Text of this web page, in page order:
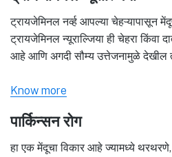
ट्रायजेमिनल नर्व्ह आपल्या चेहऱ्यापासून
ट्रायजेमिनल न्यूराल्जिया ही चेहरा किंवा
आहे आणि अगदी सौम्य उत्तेजनामुळे देखील
Know more
पार्किन्सन रोग
हा एक मेंदूचा विकार आहे ज्यामध्ये